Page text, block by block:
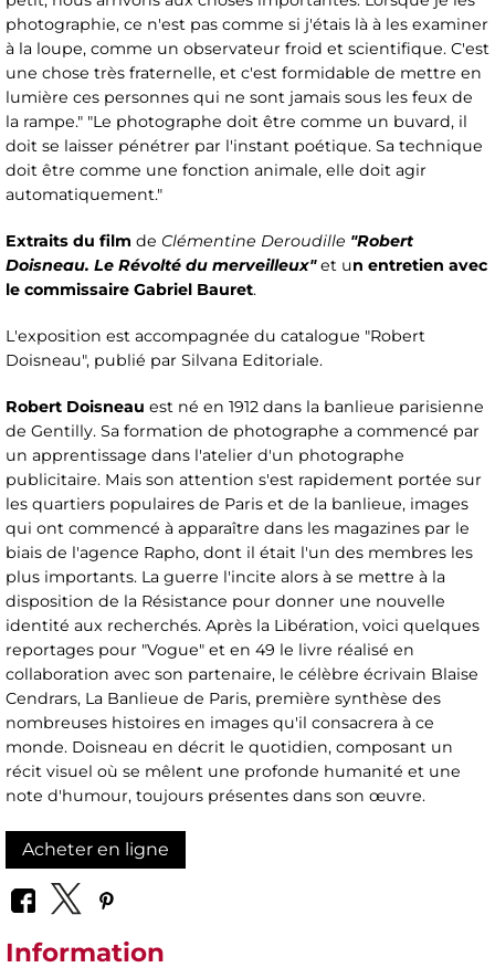
photographie, ce n'est pas comme si j'étais là à les examiner
à la loupe, comme un observateur froid et scientifique. C'est
une chose très fraternelle, et c'est formidable de mettre en
lumière ces personnes qui ne sont jamais sous les feux de
la rampe." "Le photographe doit être comme un buvard, il
doit se laisser pénétrer par l'instant poétique. Sa technique
doit être comme une fonction animale, elle doit agir
automatiquement."
Extraits du film de Clémentine Deroudille "Robert
Doisneau. Le Révolté du merveilleux"et un entretien avec
le commissaire Gabriel Bauret.
L'exposition est accompagnée du catalogue "Robert
Doisneau", publié par Silvana Editoriale.
Robert Doisneau est né en 1912 dans la banlieue parisienne
de Gentilly. Sa formation de photographe a commencé par
un apprentissage dans l'atelier d'un photographe
publicitaire. Mais son attention s'est rapidement portée sur
les quartiers populaires de Paris et de la banlieue, images
qui ont commencé à apparaître dans les magazines par le
biais de l'agence Rapho, dont il était l'un des membres les
plus importants. La guerre l'incite alors à se mettre à la
disposition de la Résistance pour donner une nouvelle
identité aux recherchés. Après la Libération, voici quelques
reportages pour "Vogue" et en 49 le livre réalisé en
collaboration avec son partenaire, le célèbre écrivain Blaise
Cendrars, La Banlieue de Paris, première synthèse des
nombreuses histoires en images qu'il consacrera à ce
monde. Doisneau en décrit le quotidien, composant un
récit visuel où se mêlent une profonde humanité et une
note d'humour, toujours présentes dans son œuvre.
Acheter en ligne
Information